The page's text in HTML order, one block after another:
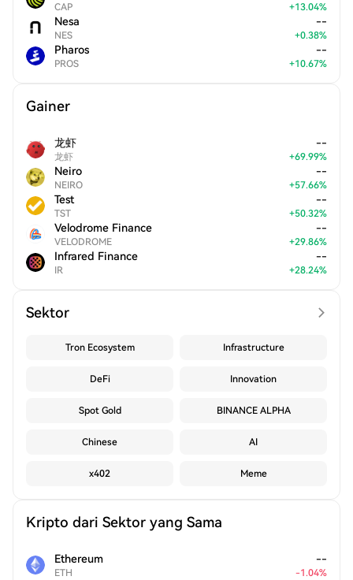
CAP +13.04%
Nesa
NES
--
+0.38%
Pharos
PROS
--
+10.67%
Gainer
龙虾
龙虾
--
+69.99%
Neiro
NEIRO
--
+57.66%
Test
TST
--
+50.32%
Velodrome Finance
VELODROME
--
+29.86%
Infrared Finance
IR
--
+28.24%
Sektor
Tron Ecosystem Infrastructure
DeFi Innovation
Spot Gold BINANCE ALPHA
Chinese AI
x402 Meme
Kripto dari Sektor yang Sama
Ethereum
ETH
--
-1.04%